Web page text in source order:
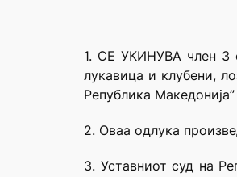
1. СЕ УКИНУВА член 3
лукавица и клубени,
Република
2. Оваа одлука
3. Уставниот суд на